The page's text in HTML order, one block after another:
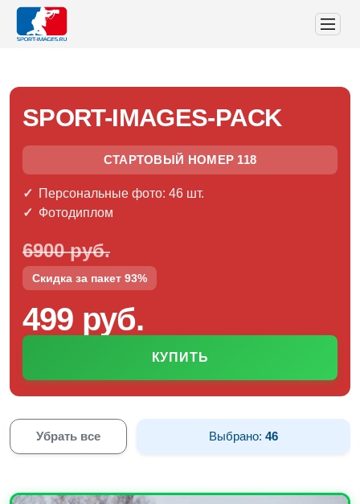
SPORT-IMAGES-PACK
СТАРТОВЫЙ НОМЕР 118
Персональные фото: 46 шт.
Фотодиплом
6900 руб.
Скидка за пакет 93%
499 руб.
КУПИТЬ
Убрать все Выбрано:46